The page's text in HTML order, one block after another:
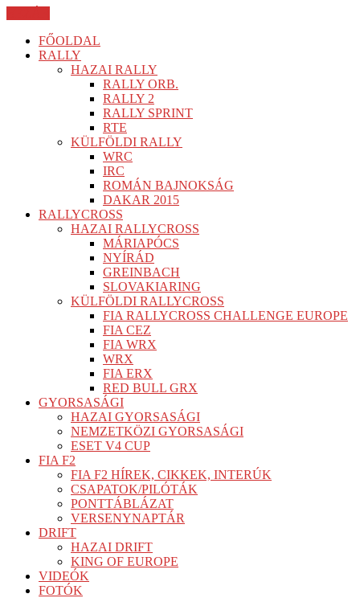
FŐOLDAL
RALLY
HAZAI RALLY
RALLY ORB.
RALLY 2
RALLY SPRINT
RTE
KÜLFÖLDI RALLY
WRC
IRC
ROMÁN BAJNOKSÁG
DAKAR 2015
RALLYCROSS
HAZAI RALLYCROSS
MÁRIAPÓCS
NYÍRÁD
GREINBACH
SLOVAKIARING
KÜLFÖLDI RALLYCROSS
FIA RALLYCROSS CHALLENGE EUROPE
FIA CEZ
FIA WRX
WRX
FIA ERX
RED BULL GRX
GYORSASÁGI
HAZAI GYORSASÁGI
NEMZETKÖZI GYORSASÁGI
ESET V4 CUP
FIA F2
FIA F2 HÍREK, CIKKEK, INTERÚK
CSAPATOK/PILÓTÁK
PONTTÁBLÁZAT
VERSENYNAPTÁR
DRIFT
HAZAI DRIFT
KING OF EUROPE
VIDEÓK
FOTÓK